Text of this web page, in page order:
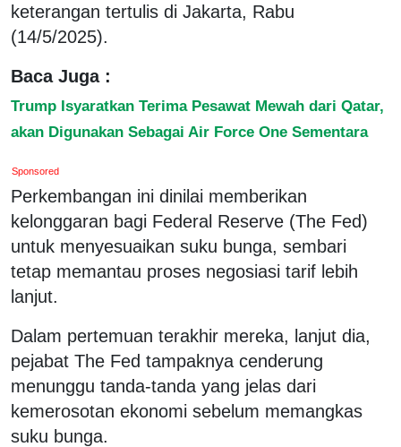
keterangan tertulis di Jakarta, Rabu
(14/5/2025).
Baca Juga :
Trump Isyaratkan Terima Pesawat Mewah dari Qatar,
akan Digunakan Sebagai Air Force One Sementara
Sponsored
Perkembangan ini dinilai memberikan
kelonggaran bagi Federal Reserve (The Fed)
untuk menyesuaikan suku bunga, sembari
tetap memantau proses negosiasi tarif lebih
lanjut.
Dalam pertemuan terakhir mereka, lanjut dia,
pejabat The Fed tampaknya cenderung
menunggu tanda-tanda yang jelas dari
kemerosotan ekonomi sebelum memangkas
suku bunga.